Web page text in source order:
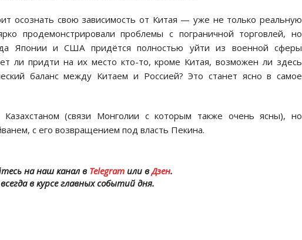
осознать свою зависимость от Китая — уже не только реальную
продемонстрировали проблемы с пограничной торговлей, но
Японии и США придётся полностью уйти из военной сферы
ли придти на их место кто-то, кроме Китая, возможен ли здесь
баланс между Китаем и Россией? Это станет ясно в самое
(связи Монголии с которым также очень ясны), но
с его возвращением под власть Пекина.
на наш канал вTelegramили вДзен.
в курсе главных событий дня.